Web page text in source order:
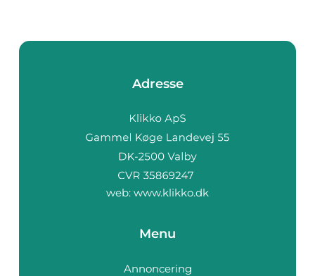
Adresse
web: www.klikko.dk
Menu
Annoncering